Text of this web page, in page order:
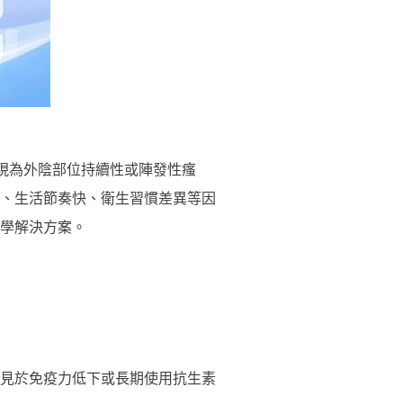
為外陰部位持續性或陣發性瘙
生活節奏快、衛生習慣差異等因
解決方案。
於免疫力低下或長期使用抗生素